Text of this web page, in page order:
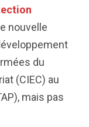
nouvelle
du
(CIEC) au
mais pas